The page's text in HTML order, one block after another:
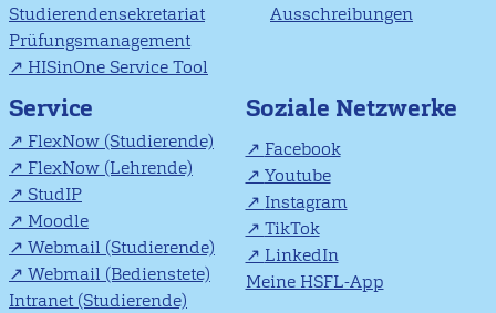
Studierendensekretariat
Prüfungsmanagement
HISinOne Service Tool
Ausschreibungen
Service
FlexNow (Studierende)
FlexNow (Lehrende)
StudIP
Moodle
Webmail (Studierende)
Webmail (Bedienstete)
Intranet (Studierende)
Soziale Netzwerke
Facebook
Youtube
Instagram
TikTok
LinkedIn
Meine HSFL-App